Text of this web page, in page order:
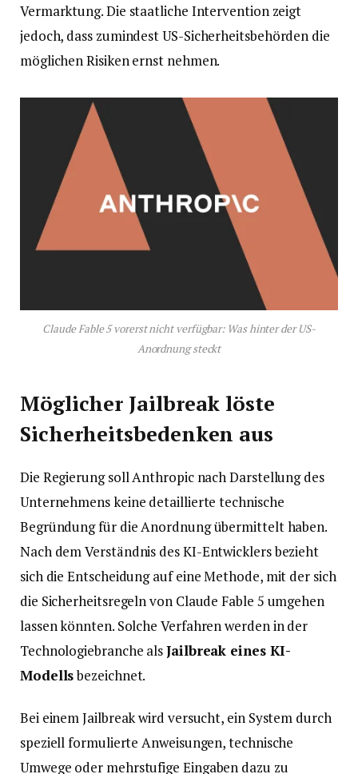
Vermarktung. Die staatliche Intervention zeigt
jedoch, dass zumindest US-Sicherheitsbehörden die
möglichen Risiken ernst nehmen.
Claude Fable 5 vorerst nicht verfügbar: Was hinter der US-
Anordnung steckt
Möglicher Jailbreak löste
Sicherheitsbedenken aus
Die Regierung soll Anthropic nach Darstellung des
Unternehmens keine detaillierte technische
Begründung für die Anordnung übermittelt haben.
Nach dem Verständnis des KI-Entwicklers bezieht
sich die Entscheidung auf eine Methode, mit der sich
die Sicherheitsregeln von Claude Fable 5 umgehen
lassen könnten. Solche Verfahren werden in der
Technologiebranche alsJailbreak eines KI-
Modellsbezeichnet.
Bei einem Jailbreak wird versucht, ein System durch
speziell formulierte Anweisungen, technische
Umwege oder mehrstufige Eingaben dazu zu